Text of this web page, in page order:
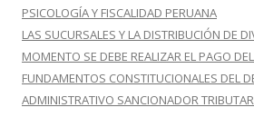
PSICOLOGÍA Y FISCALIDAD PERUANA
LAS SUCURSALES Y LA DISTRIBUCIÓN DE
MOMENTO SE DEBE REALIZAR EL PAGO
FUNDAMENTOS CONSTITUCIONALES DEL
ADMINISTRATIVO SANCIONADOR